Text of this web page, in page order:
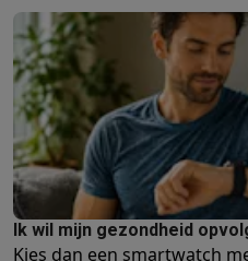
SoldenAlle soldendeals
ActiesDeals van het moment
Daarom Krëfel
Gratis levering
Installatie aan huisGroot
BetalingsmogelijkhedenGift
KlantenserviceHerstelling van
Groot elektro & inbouwVind
Klein elektroBeauty &
Beeld & GeluidKies jouw
Ik wil mijn gezondheid
Kies dan een smartwatch